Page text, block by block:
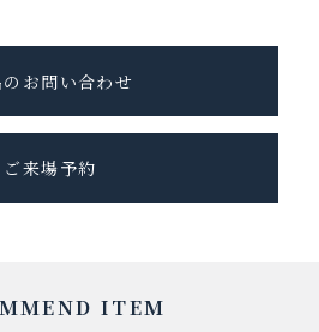
のお問い合わせ
ご来場予約
ITEM